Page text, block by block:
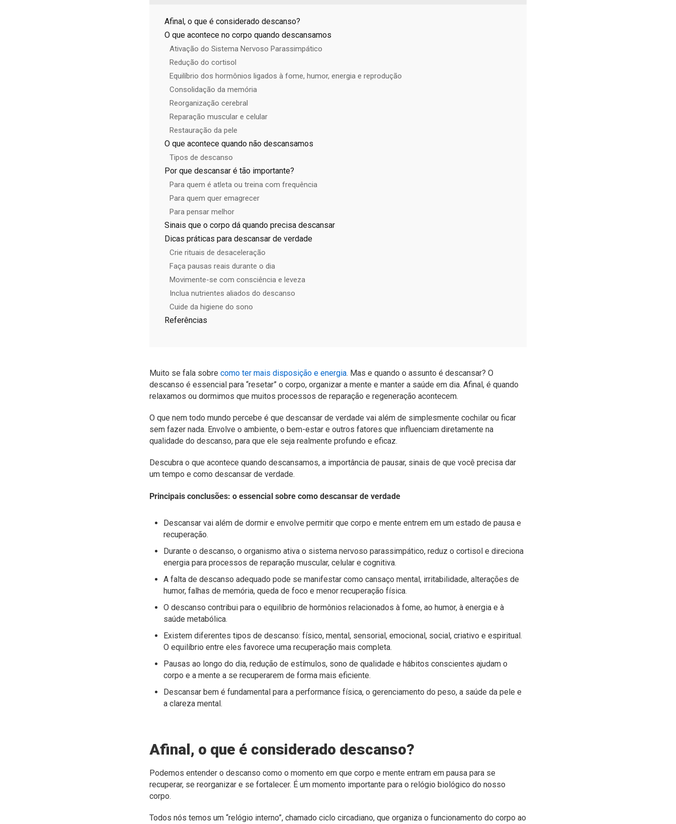
Afinal, o que é considerado descanso?
O que acontece no corpo quando descansamos
Ativação do Sistema Nervoso Parassimpático
Redução do cortisol
Equilíbrio dos hormônios ligados à fome, humor, energia e reprodução
Consolidação da memória
Reorganização cerebral
Reparação muscular e celular
Restauração da pele
O que acontece quando não descansamos
Tipos de descanso
Por que descansar é tão importante?
Para quem é atleta ou treina com frequência
Para quem quer emagrecer
Para pensar melhor
Sinais que o corpo dá quando precisa descansar
Dicas práticas para descansar de verdade
Crie rituais de desaceleração
Faça pausas reais durante o dia
Movimente-se com consciência e leveza
Inclua nutrientes aliados do descanso
Cuide da higiene do sono
Referências
Muito se fala sobre como ter mais disposição e energia. Mas e quando o assunto é descansar? O
descanso é essencial para “resetar” o corpo, organizar a mente e manter a saúde em dia. Afinal, é quando
relaxamos ou dormimos que muitos processos de reparação e regeneração acontecem.
O que nem todo mundo percebe é que descansar de verdade vai além de simplesmente cochilar ou ficar
sem fazer nada. Envolve o ambiente, o bem-estar e outros fatores que influenciam diretamente na
qualidade do descanso, para que ele seja realmente profundo e eficaz.
Descubra o que acontece quando descansamos, a importância de pausar, sinais de que você precisa dar
um tempo e como descansar de verdade.
Principais conclusões: o essencial sobre como descansar de verdade
Descansar vai além de dormir e envolve permitir que corpo e mente entrem em um estado de pausa e
recuperação.
Durante o descanso, o organismo ativa o sistema nervoso parassimpático, reduz o cortisol e direciona
energia para processos de reparação muscular, celular e cognitiva.
A falta de descanso adequado pode se manifestar como cansaço mental, irritabilidade, alterações de
humor, falhas de memória, queda de foco e menor recuperação física.
O descanso contribui para o equilíbrio de hormônios relacionados à fome, ao humor, à energia e à
saúde metabólica.
Existem diferentes tipos de descanso: físico, mental, sensorial, emocional, social, criativo e espiritual.
O equilíbrio entre eles favorece uma recuperação mais completa.
Pausas ao longo do dia, redução de estímulos, sono de qualidade e hábitos conscientes ajudam o
corpo e a mente a se recuperarem de forma mais eficiente.
Descansar bem é fundamental para a performance física, o gerenciamento do peso, a saúde da pele e
a clareza mental.
Afinal, o que é considerado descanso?
Podemos entender o descanso como o momento em que corpo e mente entram em pausa para se
recuperar, se reorganizar e se fortalecer. É um momento importante para o relógio biológico do nosso
corpo.
Todos nós temos um “relógio interno”, chamado ciclo circadiano, que organiza o funcionamento do corpo ao